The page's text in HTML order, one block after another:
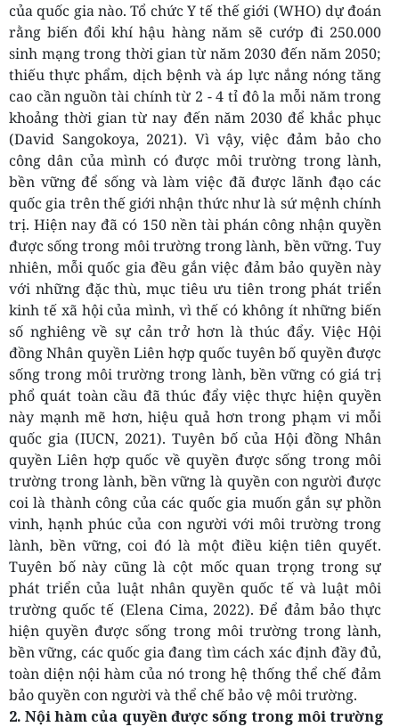
của quốc gia nào. Tổ chức Y tế thế giới (WHO) dự đoán
rằng biến đổi khí hậu hàng năm sẽ cướp đi 250.000
sinh mạng trong thời gian từ năm 2030 đến năm 2050;
thiếu thực phẩm, dịch bệnh và áp lực nắng nóng tăng
cao cần nguồn tài chính từ 2 - 4 tỉ đô la mỗi năm trong
khoảng thời gian từ nay đến năm 2030 để khắc phục
(David Sangokoya, 2021). Vì vậy, việc đảm bảo cho
công dân của mình có được môi trường trong lành,
bền vững để sống và làm việc đã được lãnh đạo các
quốc gia trên thế giới nhận thức như là sứ mệnh chính
trị. Hiện nay đã có 150 nền tài phán công nhận quyền
được sống trong môi trường trong lành, bền vững. Tuy
nhiên, mỗi quốc gia đều gắn việc đảm bảo quyền này
với những đặc thù, mục tiêu ưu tiên trong phát triển
kinh tế xã hội của mình, vì thế có không ít những biến
số nghiêng về sự cản trở hơn là thúc đẩy. Việc Hội
đồng Nhân quyền Liên hợp quốc tuyên bố quyền được
sống trong môi trường trong lành, bền vững có giá trị
phổ quát toàn cầu đã thúc đẩy việc thực hiện quyền
này mạnh mẽ hơn, hiệu quả hơn trong phạm vi mỗi
quốc gia (IUCN, 2021). Tuyên bố của Hội đồng Nhân
quyền Liên hợp quốc về quyền được sống trong môi
trường trong lành, bền vững là quyền con người được
coi là thành công của các quốc gia muốn gắn sự phồn
vinh, hạnh phúc của con người với môi trường trong
lành, bền vững, coi đó là một điều kiện tiên quyết.
Tuyên bố này cũng là cột mốc quan trọng trong sự
phát triển của luật nhân quyền quốc tế và luật môi
trường quốc tế (Elena Cima, 2022). Để đảm bảo thực
hiện quyền được sống trong môi trường trong lành,
bền vững, các quốc gia đang tìm cách xác định đầy đủ,
toàn diện nội hàm của nó trong hệ thống thể chế đảm
bảo quyền con người và thể chế bảo vệ môi trường.
2.Nội hàm của quyền được sống trong môi trường